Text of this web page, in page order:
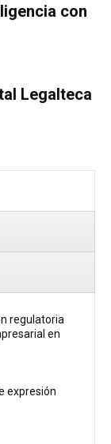
con
Legalteca
regulatoria
en
expresión